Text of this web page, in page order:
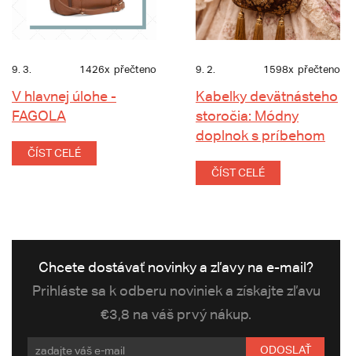
9. 3. 1426x přečteno
V hlavnej úlohe -
FAGOLA
ČÍST CELÉ
9. 2. 1598x přečteno
Kabelky devätnásteho
storočia: Módny
doplnok s príbehom
ČÍST CELÉ
Chcete dostávať novinky a zľavy na e-mail?
Prihláste sa k odberu noviniek a získajte zľavu
€3,8 na váš prvý nákup.
ODOSLAŤ